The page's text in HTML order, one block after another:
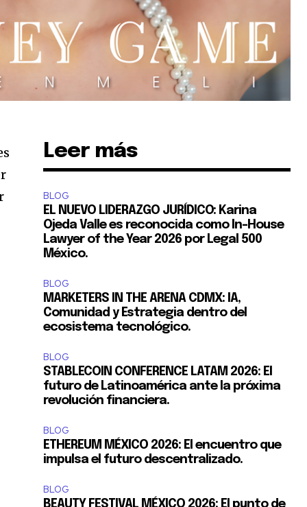
Leer más
BLOG
EL NUEVO LIDERAZGO JURÍDICO: Karina
Ojeda Valle es reconocida como In-House
Lawyer of the Year 2026 por Legal 500
México.
BLOG
MARKETERS IN THE ARENA CDMX: IA,
Comunidad y Estrategia dentro del
ecosistema tecnológico.
BLOG
STABLECOIN CONFERENCE LATAM 2026: El
futuro de Latinoamérica ante la próxima
revolución financiera.
BLOG
ETHEREUM MÉXICO 2026: El encuentro que
impulsa el futuro descentralizado.
BLOG
BEAUTY FESTIVAL MÉXICO 2026: El punto de